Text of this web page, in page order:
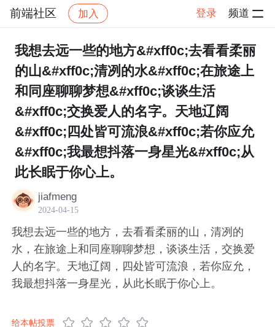
前端社区 加入 登录 频道
社区 前端社区 感慨 帖子详情
我想去远一些的地方&#xff0c;去看看柔丽
的山&#xff0c;清冽的水&#xff0c;在旅途上
和同座聊聊梦想&#xff0c;谈谈生活
&#xff0c;交换爱人的名字。天地辽阔
&#xff0c;四处皆可流浪&#xff0c;若你应允
&#xff0c;我最想抖落一身星光&#xff0c;从
此长眠于你心上。
jiafmeng
2024-04-15
我想去远一些的地方，去看看柔丽的山，清冽的
水，在旅途上和同座聊聊梦想，谈谈生活，交换爱
人的名字。天地辽阔，四处皆可流浪，若你应允，
我最想抖落一身星光，从此长眠于你心上。
给本帖投票